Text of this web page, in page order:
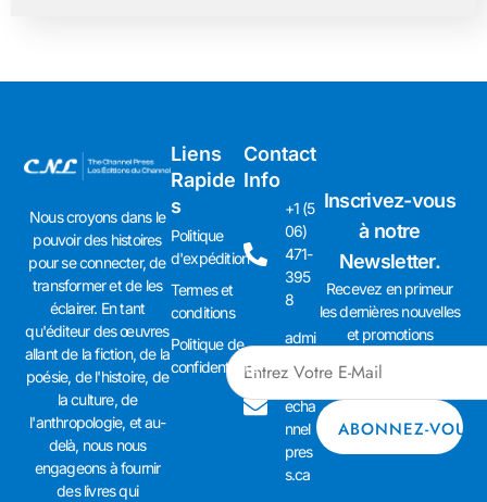
Nous croyons dans le
pouvoir des histoires
pour se connecter, de
transformer et de les
éclairer. En tant
qu'éditeur des œuvres
allant de la fiction, de la
poésie, de l'histoire, de
la culture, de
l'anthropologie, et au-
delà, nous nous
engageons à fournir
des livres qui
Liens
Rapide
s
Politique
d'expédition
Termes et
conditions
Politique de
confidentialité
Contact
Info
+1 (5
06)
471-
395
8
admi
@th
echa
nnel
pres
s.ca
Inscrivez-vous
à notre
Newsletter.
Recevez en primeur
les dernières nouvelles
et promotions